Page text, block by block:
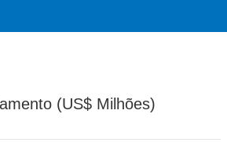
(US$ Milhões)